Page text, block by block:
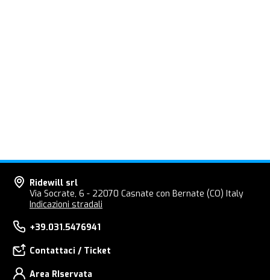
Ridewill srl
Via Socrate, 6 - 22070 Casnate con Bernate (CO) Italy
Indicazioni stradali
+39.031.5476941
Contattaci / Ticket
Area RIservata